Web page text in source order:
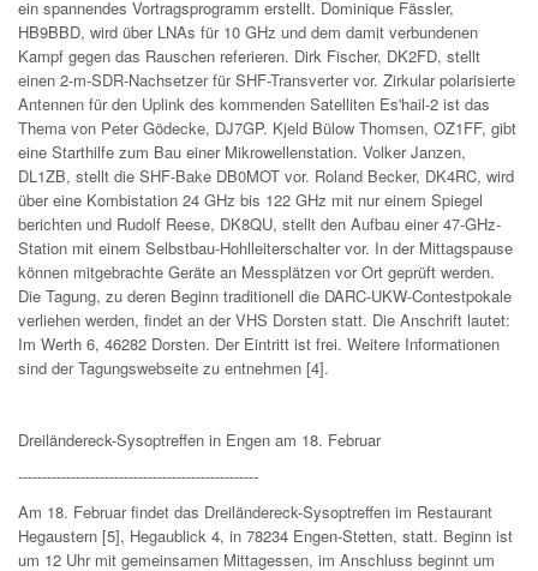
ein spannendes Vortragsprogramm erstellt. Dominique Fässler,
HB9BBD, wird über LNAs für 10 GHz und dem damit verbundenen
Kampf gegen das Rauschen referieren. Dirk Fischer, DK2FD, stellt
einen 2-m-SDR-Nachsetzer für SHF-Transverter vor. Zirkular polarisierte
Antennen für den Uplink des kommenden Satelliten Es'hail-2 ist das
Thema von Peter Gödecke, DJ7GP. Kjeld Bülow Thomsen, OZ1FF, gibt
eine Starthilfe zum Bau einer Mikrowellenstation. Volker Janzen,
DL1ZB, stellt die SHF-Bake DB0MOT vor. Roland Becker, DK4RC, wird
über eine Kombistation 24 GHz bis 122 GHz mit nur einem Spiegel
berichten und Rudolf Reese, DK8QU, stellt den Aufbau einer 47-GHz-
Station mit einem Selbstbau-Hohlleiterschalter vor. In der Mittagspause
können mitgebrachte Geräte an Messplätzen vor Ort geprüft werden.
Die Tagung, zu deren Beginn traditionell die DARC-UKW-Contestpokale
verliehen werden, findet an der VHS Dorsten statt. Die Anschrift lautet:
Im Werth 6, 46282 Dorsten. Der Eintritt ist frei. Weitere Informationen
sind der Tagungswebseite zu entnehmen [4].
Dreiländereck-Sysoptreffen in Engen am 18. Februar
--------------------------------------------------
Am 18. Februar findet das Dreiländereck-Sysoptreffen im Restaurant
Hegaustern [5], Hegaublick 4, in 78234 Engen-Stetten, statt. Beginn ist
um 12 Uhr mit gemeinsamen Mittagessen, im Anschluss beginnt um